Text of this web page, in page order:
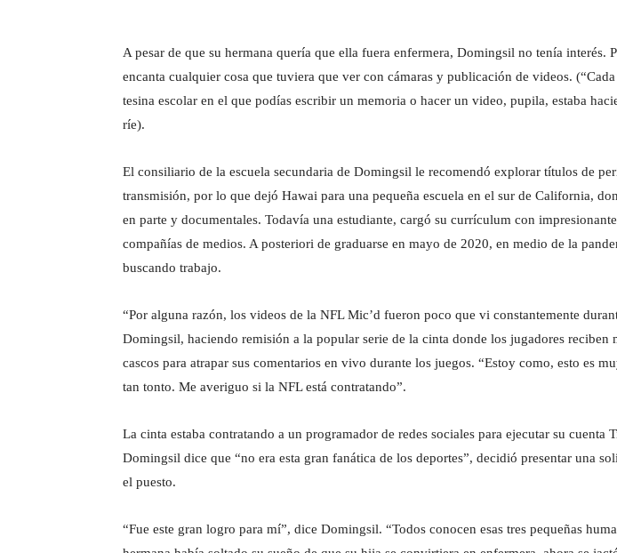
A pesar de que su hermana quería que ella fuera enfermera, Domingsil no tenía interés.
encanta cualquier cosa que tuviera que ver con cámaras y publicación de videos.
tesina escolar en el que podías escribir un memoria o hacer un video, pupila, estaba
ríe).
El consiliario de la escuela secundaria de Domingsil le recomendó explorar títulos de
transmisión, por lo que dejó Hawai para una pequeña escuela en el sur de California,
en parte y documentales. Todavía una estudiante, cargó su currículum con
compañías de medios. A posteriori de graduarse en mayo de 2020, en medio de la
buscando trabajo.
“Por alguna razón, los videos de la NFL Mic’d fueron poco que vi constantemente
Domingsil, haciendo remisión a la popular serie de la cinta donde los jugadores reciben
cascos para atrapar sus comentarios en vivo durante los juegos. “Estoy como, esto es
tan tonto. Me averiguo si la NFL está contratando”.
La cinta estaba contratando a un programador de redes sociales para ejecutar su cuenta
Domingsil dice que “no era esta gran fanática de los deportes”, decidió presentar una
el puesto.
“Fue este gran logro para mí”, dice Domingsil. “Todos conocen esas tres pequeñas